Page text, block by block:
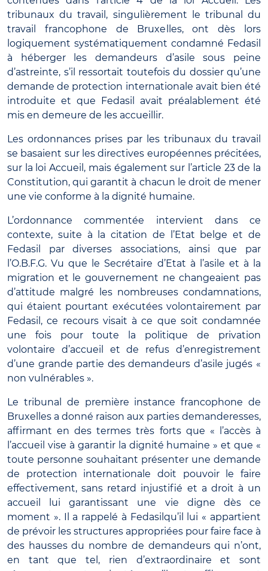
tribunaux du travail, singulièrement le tribunal du
travail francophone de Bruxelles, ont dès lors
logiquement systématiquement condamné Fedasil
à héberger les demandeurs d’asile sous peine
d’astreinte, s’il ressortait toutefois du dossier qu’une
demande de protection internationale avait bien été
introduite et que Fedasil avait préalablement été
mis en demeure de les accueillir.
Les ordonnances prises par les tribunaux du travail
se basaient sur les directives européennes précitées,
sur la loi Accueil, mais également sur l’article 23 de la
Constitution, qui garantit à chacun le droit de mener
une vie conforme à la dignité humaine.
L’ordonnance commentée intervient dans ce
contexte, suite à la citation de l’Etat belge et de
Fedasil par diverses associations, ainsi que par
l’O.B.F.G. Vu que le Secrétaire d’Etat à l’asile et à la
migration et le gouvernement ne changeaient pas
d’attitude malgré les nombreuses condamnations,
qui étaient pourtant exécutées volontairement par
Fedasil, ce recours visait à ce que soit condamnée
une fois pour toute la politique de privation
volontaire d’accueil et de refus d’enregistrement
d’une grande partie des demandeurs d’asile jugés «
non vulnérables ».
Le tribunal de première instance francophone de
Bruxelles a donné raison aux parties demanderesses,
affirmant en des termes très forts que « l’accès à
l’accueil vise à garantir la dignité humaine » et que «
toute personne souhaitant présenter une demande
de protection internationale doit pouvoir le faire
effectivement, sans retard injustifié et a droit à un
accueil lui garantissant une vie digne dès ce
moment ». Il a rappelé à Fedasilqu’il lui « appartient
de prévoir les structures appropriées pour faire face à
des hausses du nombre de demandeurs qui n’ont,
en tant que tel, rien d’extraordinaire et sont